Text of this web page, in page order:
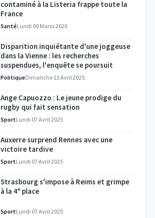
contaminé à la Listeria frappe toute la
France
SantéLundi 09 Marss 2026
Disparition inquiétante d'une joggeuse
dans la Vienne : les recherches
suspendues, l'enquête se poursuit
PolitiqueDimanche 13 Avril 2025
Ange Capuozzo : Le jeune prodige du
rugby qui fait sensation
SportLundi 07 Avril 2025
Auxerre surprend Rennes avec une
victoire tardive
SportLundi 07 Avril 2025
Strasbourg s'impose à Reims et grimpe
à la 4ᵉ place
SportLundi 07 Avril 2025